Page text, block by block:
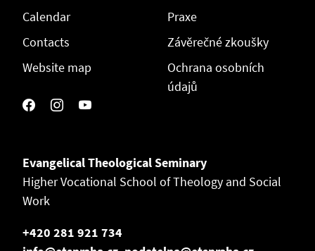
Calendar
Contacts
Website map
Praxe
Závěrečné zkoušky
Ochrana osobních
údajů
Evangelical Theological Seminary
Higher Vocational School of Theology and Social
Work
+420 281 921 734